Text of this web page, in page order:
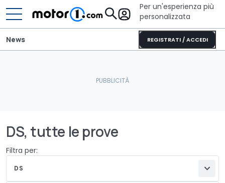
Per un'esperienza più
personalizzata
REGISTRATI / ACCEDI
News
DS, tutte le prove
Filtra per:
DS